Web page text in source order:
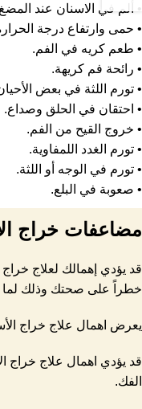
• ألم في الاسنان عند
• حمى وارتفاع درجة
• طعم كريه في الفم.
• رائحة فم كريهة.
• تورم اللثة في بعض
• احتقان في الحلق وصداع.
• خروج القيح من الفم.
• تورم الغدد اللمفاوية.
• تورم في الوجه أو اللثة.
• صعوبة في البلع.
مضاعفات خراج
قد يؤدي إهمالك لعلاج
خطراً على صحتك وذلك لما
يعرض اهمال علاج خراج
قد يؤدي اهمال علاج خراج
الفك.